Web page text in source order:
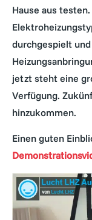
Hause aus
durchgespielt
jetzt steht eine
Verfügung.
hinzukommen.
Einen guten